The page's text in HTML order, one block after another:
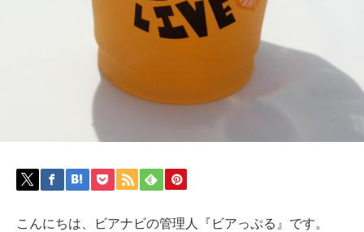
こんにちは、ビアナビの管理人『ビアっぷる』です。